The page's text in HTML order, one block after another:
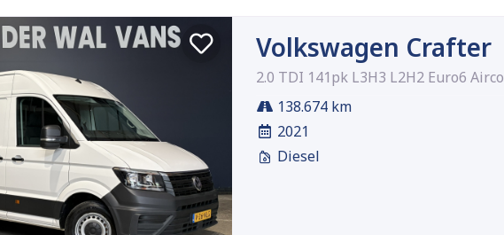
Volkswagen Crafter
2.0 TDI 141pk L3H3 L2H2 Euro6 Airco
138.674 km
2021
Diesel